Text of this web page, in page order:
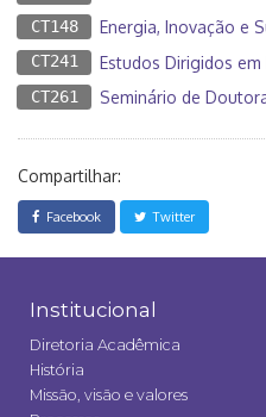
CT148 Energia, Inovação e
CT241 Estudos Dirigidos
CT261 Seminário de
Compartilhar:
Facebook Twitter
Institucional
Diretoria Acadêmica
História
Missão, visão e valores